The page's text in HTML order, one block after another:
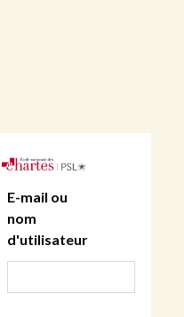
E-mail ou
nom
d'utilisateur